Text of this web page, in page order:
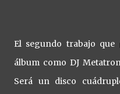
El segundo trabajo
álbum como DJ
Será un disco